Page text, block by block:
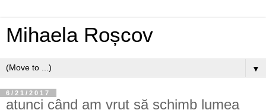
Mihaela Roșcov
▼
6/21/2017
atunci când am vrut să schimb lumea